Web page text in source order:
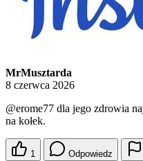
MrMusztarda
8 czerwca 2026
@erome77 dla jego zdrowia
na kołek.
1 Odpowiedz